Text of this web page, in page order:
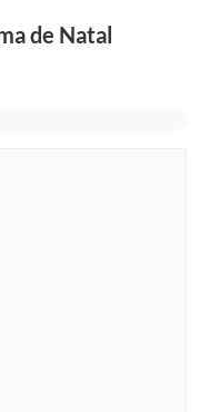
de Natal